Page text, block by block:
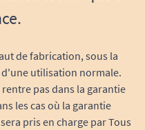
de fabrication, sous la
utilisation normale.
pas dans la garantie
les cas où la garantie
pris en charge par Tous